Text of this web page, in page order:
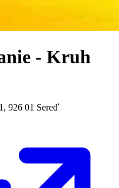
- Kruh
926 01 Sereď